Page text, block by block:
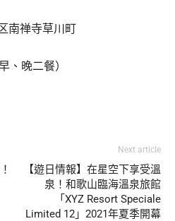
南禅寺草川町
、晚二餐）
Next article
【遊日情報】在星空下享受溫
泉！和歌山臨海溫泉旅館
「XYZ Resort Speciale
Limited 12」2021年夏季開幕